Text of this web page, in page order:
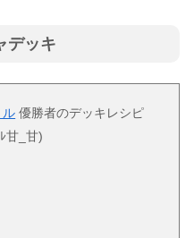
デッキ
ル 優勝者のデッキレシピ
甘_甘)